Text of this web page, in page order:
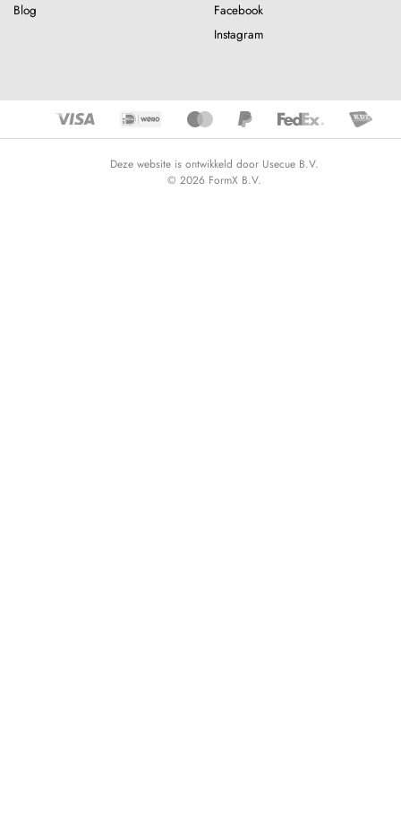
Blog
Facebook
Instagram
Deze website is ontwikkeld door Usecue B.V.
© 2026 FormX B.V.